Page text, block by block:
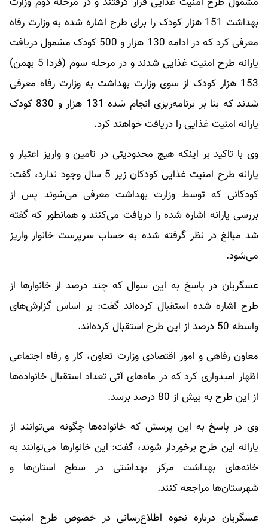
بهداشت 151 هزار کودک را برای طرح اشاره شده به وزارت رفاه
معرفی کرد که در ادامه 130 هزار و 500 کودک مشمول دریافت
یارانه طرح امنیت غذایی شدند و در مرحله سوم (فردا 5 بهمن)
153 هزار کودک از سوی وزارت بهداشت به وزارت رفاه معرفی
شدند که بنا بر برنامه‌ریزی انجام شده 131 هزار و 830 کودک
یارانه امنیت غذایی را دریافت خواهند کرد.
وی با تاکید بر اینکه هیچ محدودیتی در تامین و واریز اعتبار و
یارانه طرح امنیت غذایی کودکان زیر 5 سال وجود ندارد، گفت:
کودکانی که توسط وزارت بهداشت معرفی می‌شوند پس از
بررسی یارانه اشاره شده را دریافت می‌کنند و همانطور که گفته
شد مبالغ در نظر گرفته شده به حساب سرپرست خانوار واریز
می‌شود.
عسگریان در پاسخ به این سوال که چند درصد از خانوارها از
طرح اشاره شده استقبال کرده‌اند گفت: بر اساس گزارش‌های
واسطه 50 درصد از این طرح استقبال کرده‌اند.
معاون رفاهی و امور اقتصادی وزارت تعاون، کار و رفاه اجتماعی
اظهار امیدواری کرد که در ماه‌های آتی تعداد استقبال خانواده‌ها
از این طرح به بیش از 80 درصد برسد.
وی در پاسخ به این پرسش که خانواده‌ها چگونه می‌توانند از
یارانه این طرح برخوردار شوند، گفت: این خانوارها می‌توانند به
خانه‌های بهداشت مرکز بهداشتی در سطح استان‌ها و
شهرستان‌ها مراجعه کنند.
عسگریان درباره نحوه اطلاع‌رسانی در خصوص طرح امنیت